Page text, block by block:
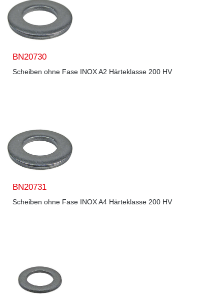
BN20730
Scheiben ohne Fase INOX A2 Härteklasse 200 HV
BN20731
Scheiben ohne Fase INOX A4 Härteklasse 200 HV